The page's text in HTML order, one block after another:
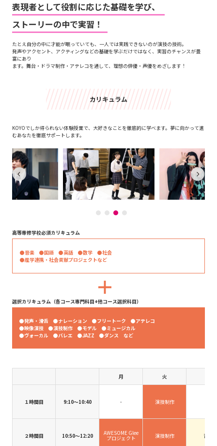
表現者として役割に応じた基礎を学び、
ストーリーの中で実習！
たとえ自分の中に才能が眠っていても、一人では実践できないのが演技の技術。
発声やアクセント、アクティングなどの基礎を学ぶだけではなく、実習のチャンスが豊
富にあり
ます。舞台・ドラマ制作・アテレコを通して、理想の俳優・声優をめざします！
カリキュラム
KOYOでしか得られない体験授業で、大好きなことを徹底的に学べます。夢に向かって進
むあなたを徹底サポートします。
高等専修学校必須カリキュラム
●音楽 ●国語 ●英話 ●数学 ●社会
●産学連携・社会貢献プロジェクトなど
選択カリキュラム（各コース専門科目+他コース選択科目）
●発声・滑舌 ●ナレーション ●フリートーク ●アテレコ
●映像演技 ●演技制作 ●モデル ●ミュージカル
●ヴォーカル ●バレエ ●JAZZ ●ダンス など
月 火
１時間目 9:10〜10:40 - 演技制作
２時間目 10:50〜12:20 AWESOME Glee
プロジェクト 演技制作 音楽